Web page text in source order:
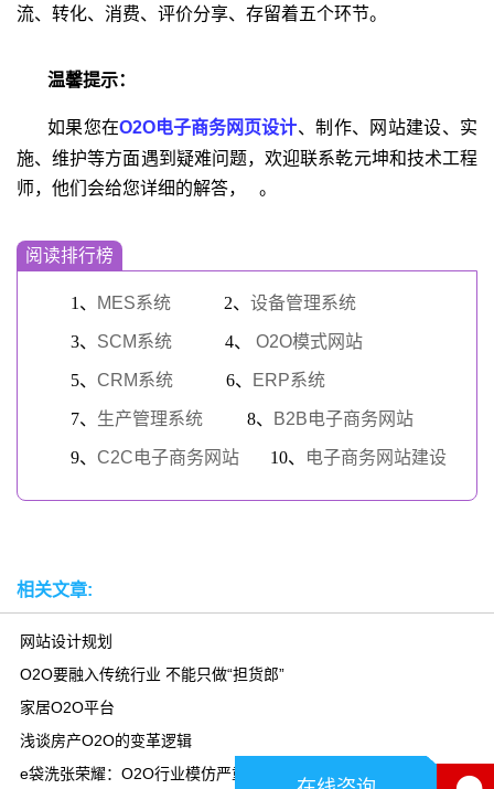
流、转化、消费、评价分享、存留着五个环节。
温馨提示：
如果您在O2O电子商务网页设计、制作、网站建设、实
施、维护等方面遇到疑难问题，欢迎联系乾元坤和技术工程
师，他们会给您详细的解答，
。
阅读排行榜
1、 MES系统 2、 设备管理系统
3、 SCM系统 4、 O2O模式网站
5、 CRM系统 6、 ERP系统
7、 生产管理系统 8、 B2B电子商务网站
9、 C2C电子商务网站 10、 电子商务网站建设
相关文章:
网站设计规划
O2O要融入传统行业 不能只做“担货郎”
家居O2O平台
浅谈房产O2O的变革逻辑
e袋洗张荣耀：O2O行业模仿严重 盈利难